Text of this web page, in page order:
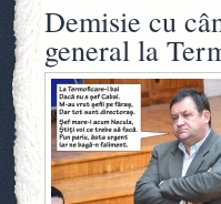
Demisie cu
general la